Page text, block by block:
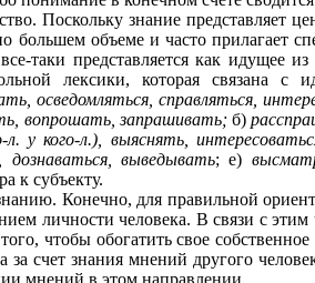
Поскольку знание представляет
большем объеме и часто прилагает
таки представляется как идущее
лексики, которая связана с
осведомляться, справляться,
вопрошать, запрашивать;б)
у кого-л.), выяснять,
дознаваться, выведывать; е)
к субъекту.
Конечно, для правильной
личности человека. В связи с
чтобы обогатить свое
счет знания мнений другого